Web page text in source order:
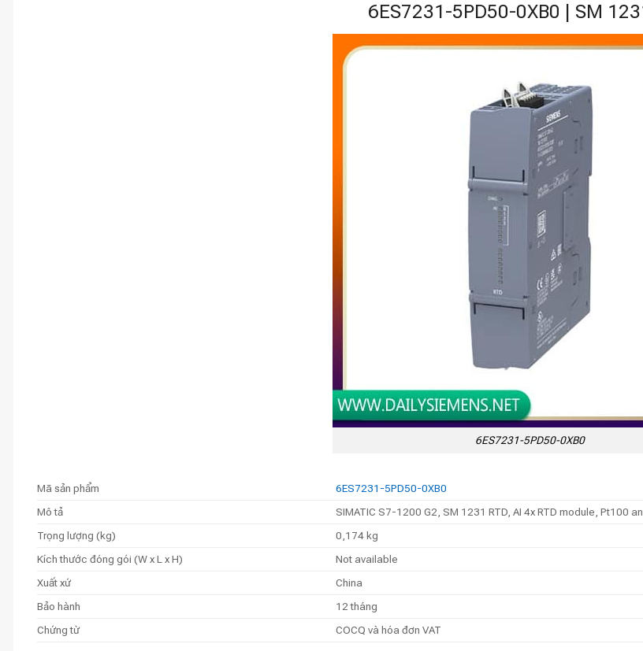
6ES7231-5PD50-0XB0 | SM
6ES7231-5PD50-0XB0
Mã sản phẩm
6ES7231-5PD50-0XB0
Mô tả
SIMATIC S7-1200 G2, SM 1231 RTD, AI 4x RTD module, Pt100
Trọng lượng (kg)
0,174 kg
Kích thước đóng gói (W x L x H)
Not available
Xuất xứ
China
Bảo hành
12 tháng
Chứng từ
COCQ và hóa đơn VAT